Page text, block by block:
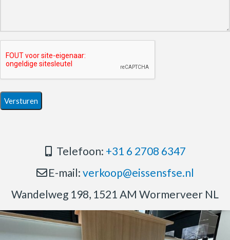
Telefoon: +31 6 2708 6347
E-mail: verkoop@eissensfse.nl
Wandelweg 198, 1521 AM Wormerveer NL